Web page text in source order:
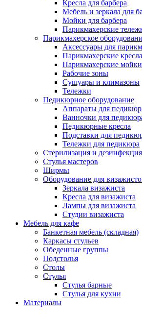
Кресла для барбера
Мебель и зеркала для
Мойки для барбера
Парикмахерские
Парикмахерское
Аксессуары для
Парикмахерские кресла
Парикмахерские мойки
Рабочие зоны
Сушуары и климазоны
Тележки
Педикюрное оборудование
Аппараты для
Ванночки для
Педикюрные кресла
Подставки для
Тележки для педикюра
Стерилизация и дезинфекция
Стулья мастеров
Ширмы
Оборудование для
Зеркала визажиста
Кресла для визажиста
Лампы для визажиста
Студии визажиста
Мебель для кафе
Банкетная мебель (складная)
Каркасы стульев
Обеденные группы
Подстолья
Столы
Стулья
Стулья барные
Стулья для кухни
Материалы